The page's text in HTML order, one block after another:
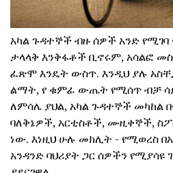
አካል ጉዳተኞች ብዙ ሰዎች አንድ
ታላላቅ እንቅፋቶች ቢኖሩም, አሳልፎ
ፈጽሞ እንዴት ውስጥ. እንዲህ ያሉ
ልማት, የ ቁምፊ ውጤት የሚሰጥ ብቻ
ለምሳሌ ያህል, አካል ጉዳተኞች መካከል
ባለቅኔዎች, አርቲስቶች, ሙዚቀኞች,
ነው. እነዚህ ሁሉ መክሊት - የሚወረስ
አንዳንድ ባህሪያት ጋር ሰዎችን የሚያሳዩ